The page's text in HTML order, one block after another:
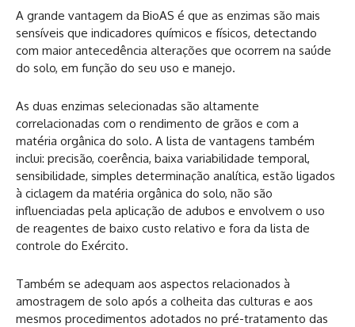
A grande vantagem da BioAS é que as enzimas são mais
sensíveis que indicadores químicos e físicos, detectando
com maior antecedência alterações que ocorrem na saúde
do solo, em função do seu uso e manejo.
As duas enzimas selecionadas são altamente
correlacionadas com o rendimento de grãos e com a
matéria orgânica do solo. A lista de vantagens também
inclui: precisão, coerência, baixa variabilidade temporal,
sensibilidade, simples determinação analítica, estão ligados
à ciclagem da matéria orgânica do solo, não são
influenciadas pela aplicação de adubos e envolvem o uso
de reagentes de baixo custo relativo e fora da lista de
controle do Exército.
Também se adequam aos aspectos relacionados à
amostragem de solo após a colheita das culturas e aos
mesmos procedimentos adotados no pré-tratamento das